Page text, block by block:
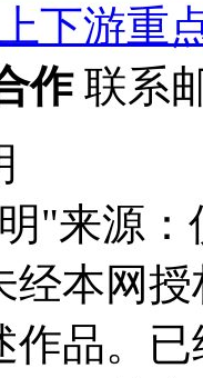
下游重
作 联系
"来源
经本网
作品。